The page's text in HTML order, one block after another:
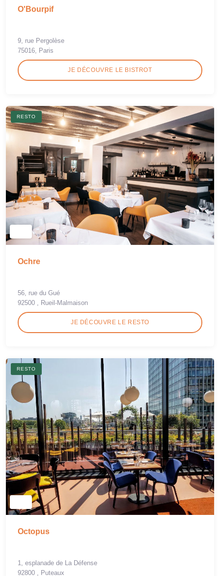
O'Bourpif
9, rue Pergolèse
75016, Paris
JE DÉCOUVRE LE BISTROT
RESTO
Ochre
56, rue du Gué
92500 , Rueil-Malmaison
JE DÉCOUVRE LE RESTO
RESTO
Octopus
1, esplanade de La Défense
92800 , Puteaux